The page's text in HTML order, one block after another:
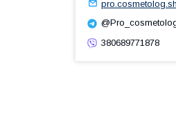
380689771878